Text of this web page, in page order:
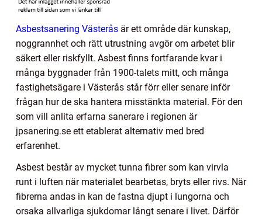
Asbestsanering Västerås är ett område där kunskap,
noggrannhet och rätt utrustning avgör om arbetet blir
säkert eller riskfyllt. Asbest finns fortfarande kvar i
många byggnader från 1900-talets mitt, och många
fastighetsägare i Västerås står förr eller senare inför
frågan hur de ska hantera misstänkta material. För den
som vill anlita erfarna sanerare i regionen är
jpsanering.se ett etablerat alternativ med bred
erfarenhet.
Asbest består av mycket tunna fibrer som kan virvla
runt i luften när materialet bearbetas, bryts eller rivs. När
fibrerna andas in kan de fastna djupt i lungorna och
orsaka allvarliga sjukdomar långt senare i livet. Därför